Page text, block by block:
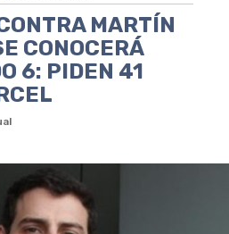
MARTÍN
CONOCERÁ
6: PIDEN 41